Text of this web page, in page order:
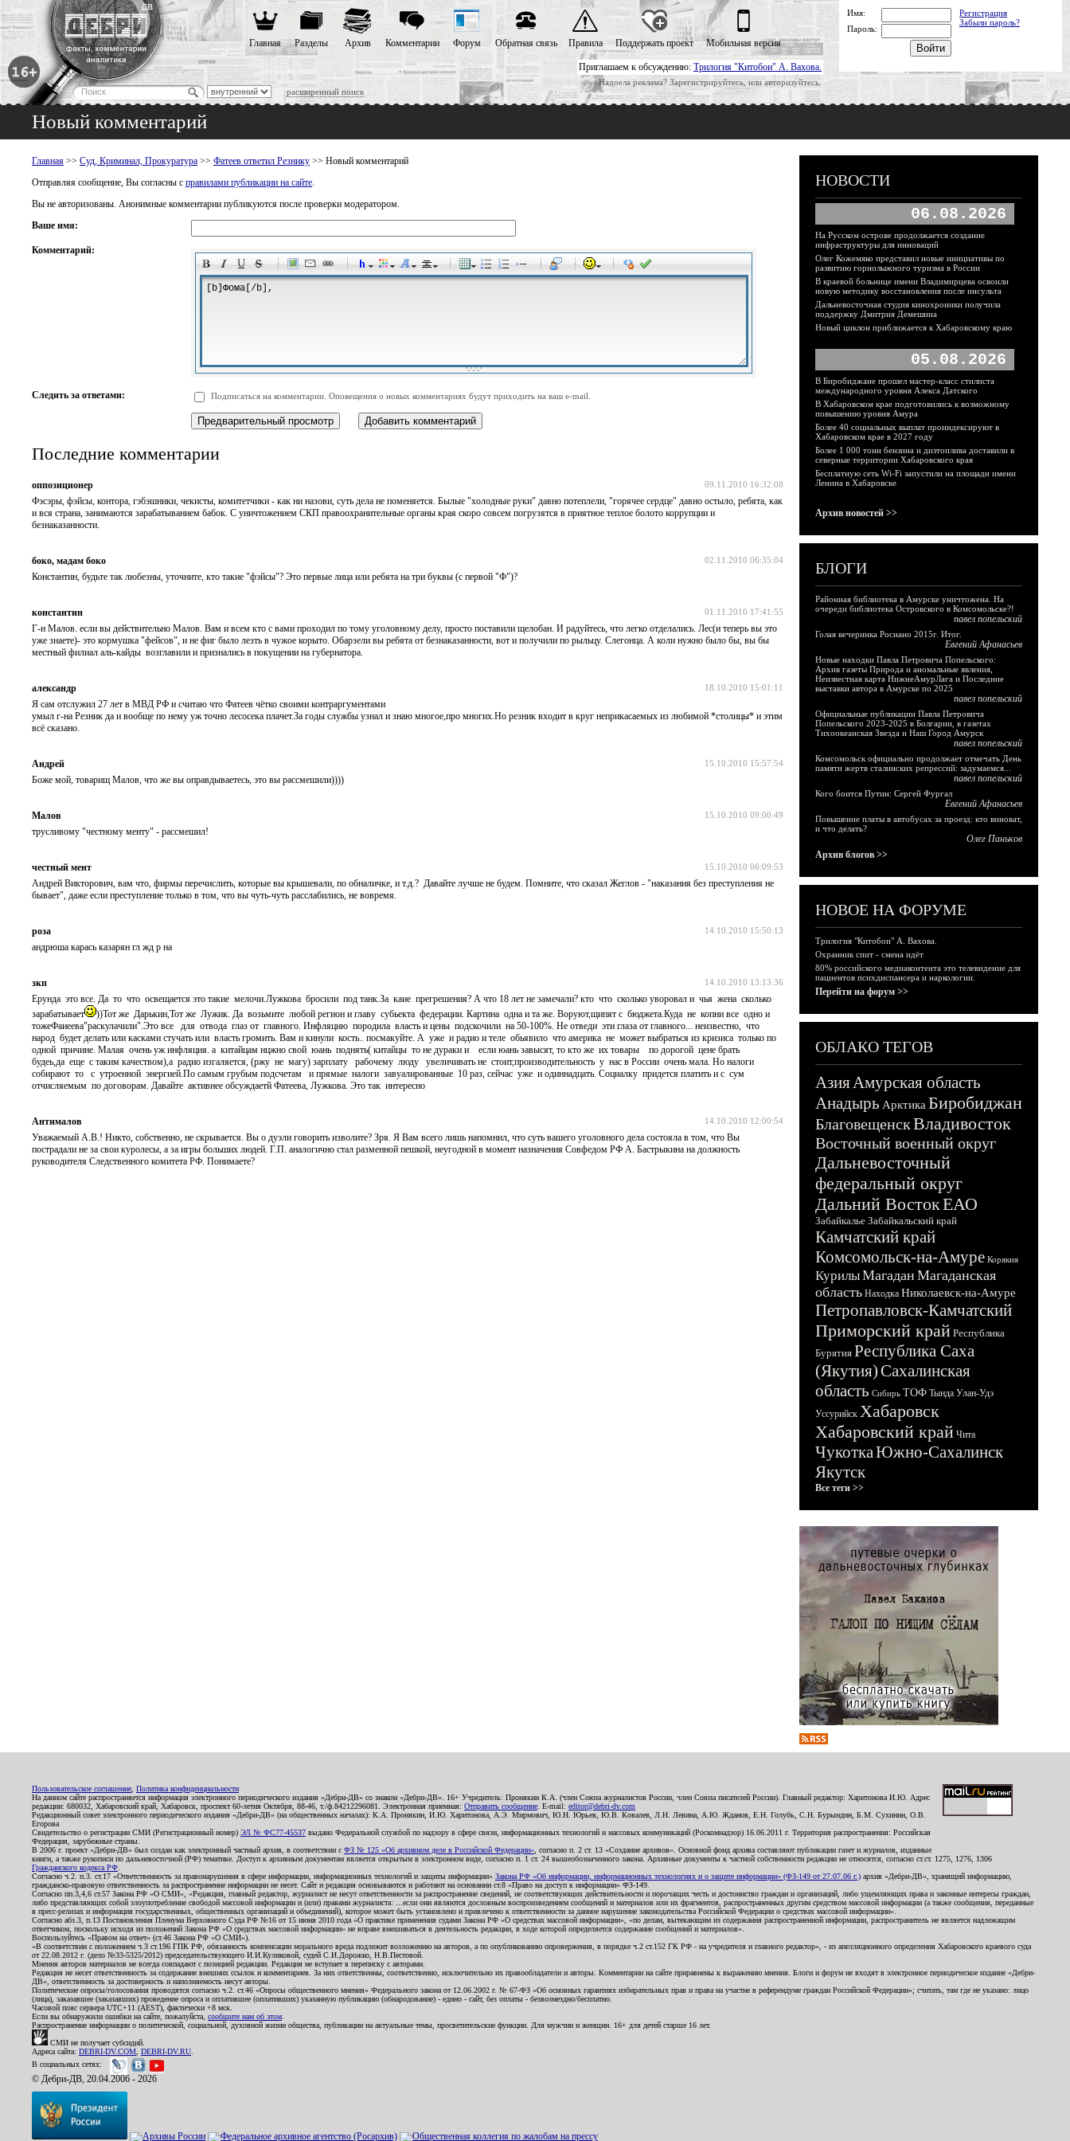
Приглашаем к обсуждению: Трилогия "Китобои" А. Вахова.
Надоела реклама? Зарегистрируйтесь, или авторизуйтесь.
расширенный поиск
Главная Разделы Архив Комментарии Форум Обратная связь Правила Поддержать проект Мобильная версия
Имя:
Регистрация
Забыли пароль?
Пароль:
Новый комментарий
Главная >> Суд, Криминал, Прокуратура >> Фатеев ответил Резнику >> Новый комментарий
Отправляя сообщение, Вы согласны с правилами публикации на сайте.
Вы не авторизованы. Анонимные комментарии публикуются после проверки модератором.
Ваше имя:
Комментарий:
-
-
-
-
-
-
-
-
-
-
-
-
-
-
-
-
-
-
-
-
-
-
-
-
-
-
-
Следить за ответами: Подписаться на комментарии. Оповещения о новых комментариях будут приходить на ваш e-mail.
Последние комментарии
09.11.2010 16:32:08
оппозиционер
Фэсэры, фэйсы, контора, гэбэшники, чекисты, комитетчики - как ни назови, суть дела не поменяется. Былые "холодные руки" давно потеплели, "горячее сердце" давно остыло, ребята, как
и вся страна, занимаются зарабатыванием бабок. С уничтожением СКП правоохранительные органы края скоро совсем погрузятся в приятное теплое болото коррупции и
безнаказанности.
02.11.2010 06:35:04
боко, мадам боко
Константин, будьте так любезны, уточните, кто такие "фэйсы"? Это первые лица или ребята на три буквы (с первой "Ф")?
01.11.2010 17:41:55
константин
Г-н Малов. если вы действительно Малов. Вам и всем кто с вами проходил по тому уголовному делу, просто поставили щелобан. И радуйтесь, что легко отделались. Лес(и теперь вы это
уже знаете)- это кормушка "фейсов", и не фиг было лезть в чужое корыто. Обарзели вы ребята от безнаказанности, вот и получили по рыльцу. Слегонца. А коли нужно было бы, вы бы
местный филиал аль-кайды возглавили и признались в покущении на губернатора.
18.10.2010 15:01:11
александр
Я сам отслужил 27 лет в МВД РФ и считаю что Фатеев чётко своими контраргументами
умыл г-на Резник да и вообще по нему уж точно лесосека плачет.За годы службы узнал и знаю многое,про многих.Но резник входит в круг неприкасаемых из любимой *столицы* и этим
всё сказано.
15.10.2010 15:57:54
Андрей
Боже мой, товарищ Малов, что же вы оправдываетесь, это вы рассмешили))))
15.10.2010 09:00:49
Малов
трусливому "честному менту" - рассмешил!
15.10.2010 06:09:53
честный мент
Андрей Викторович, вам что, фирмы перечислить, которые вы крышевали, по обналичке, и т.д.? Давайте лучше не будем. Помните, что сказал Жеглов - "наказания без преступления не
бывает", даже если преступление только в том, что вы чуть-чуть расслабились, не вовремя.
14.10.2010 15:50:13
роза
андрюша карась казарян гл жд р на
14.10.2010 13:13:36
зкп
Ерунда это все. Да то что освещается это такие мелочи.Лужкова бросили под танк.За каие прегрешения? А что 18 лет не замечали? кто что сколько уворовал и чья жена сколько
зарабатывает
))Тот же Дарькин,Тот же Лужик. Да возьмите любой регион и главу субьекта федерации. Картина одна и та же. Воруют,щипят с бюджета.Куда не копни все одно и
тожеФаиеева"раскулачили".Это все для отвода глаз от главного. Инфляцию породила власть и цены подскочили на 50-100%. Не отведи эти глаза от главного... неизвестно, что
народ будет делать или касками стучать или власть громить. Вам и кинули кость.. посмакуйте. А уже и радио и теле обьявило что америка не может выбраться из кризиса только по
одной причине. Малая очень уж инфляция. а китайцам нцжно свой юань поднять( китайцы то не дураки и если юань завысят, то кто же их товары по дорогой цене брать
будеь,да еще с таким качеством),а радио изгаляется, (ржу не магу) зарплату рабочему люду увеличивать не стоит,производительность у нас в России очень мала. Но налоги
собирают то с утроенной энергией.По самым грубым подсчетам и прямые налоги завуалированные 10 раз, сейчас уже и одиннадцать. Социалку придется платить и с сум
отчисляемым по договорам. Давайте активнее обсуждаетй Фатеева, Лужкова. Это так интересно
14.10.2010 12:00:54
Антималов
Уважаемый А.В.! Никто, собственно, не скрывается. Вы о дуэли говорить изволите? Зря. Я Вам всего лишь напомнил, что суть вашего уголовного дела состояла в том, что Вы
пострадали не за свои куролесы, а за игры больших людей. Г.П. аналогично стал разменной пешкой, неугодной в момент назначения Совфедом РФ А. Бастрыкина на должность
руководителя Следственного комитета РФ. Понимаете?
НОВОСТИ
06.08.2026
На Русском острове продолжается создание
инфраструктуры для инноваций
Олег Кожемяко представил новые инициативы по
развитию горнолыжного туризма в России
В краевой больнице имени Владимирцева освоили
новую методику восстановления после инсульта
Дальневосточная студия кинохроники получила
поддержку Дмитрия Демешина
Новый циклон приближается к Хабаровскому краю
05.08.2026
В Биробиджане прошел мастер-класс стилиста
международного уровня Алекса Датского
В Хабаровском крае подготовились к возможному
повышению уровня Амура
Более 40 социальных выплат проиндексируют в
Хабаровском крае в 2027 году
Более 1 000 тонн бензина и дизтоплива доставили в
северные территории Хабаровского края
Бесплатную сеть Wi-Fi запустили на площади имени
Ленина в Хабаровске
Архив новостей >>
БЛОГИ
Районная библиотека в Амурске уничтожена. На
очереди библиотека Островского в Комсомольске?!
павел попельский
Голая вечеринка Роснано 2015г. Итог.
Евгений Афанасьев
Новые находки Павла Петровича Попельского:
Архив газеты Природа и аномальные явления,
Неизвестная карта НижнеАмурЛага и Последние
выставки автора в Амурске по 2025
павел попельский
Официальные публикации Павла Петровича
Попельского 2023-2025 в Болгарии, в газетах
Тихоокеанская Звезда и Наш Город Амурск
павел попельский
Комсомольск официально продолжает отмечать День
памяти жертв сталинских репрессий: задумаемся...
павел попельский
Кого боится Путин: Сергей Фургал
Евгений Афанасьев
Повышение платы в автобусах за проезд: кто виноват,
и что делать?
Олег Паньков
Архив блогов >>
НОВОЕ НА ФОРУМЕ
Трилогия "Китобои" А. Вахова.
Охранник спит - смена идёт
80% российского медиаконтента это телевидение для
пациентов психдиспансера и наркологии.
Перейти на форум >>
ОБЛАКО ТЕГОВ
АзияАмурская область
Анадырь Арктика Биробиджан
БлаговещенскВладивосток
Восточный военный округ
Дальневосточный
федеральный округ
Дальний ВостокЕАО
Забайкалье Забайкальский край
Камчатский край
Комсомольск-на-Амуре Корякия
КурилыМагадан Магаданская
область Находка Николаевск-на-Амуре
Петропавловск-Камчатский
Приморский край Республика
Бурятия Республика Саха
(Якутия)Сахалинская
область Сибирь ТОФ Тында Улан-Удэ
Уссурийск Хабаровск
Хабаровский край Чита
ЧукоткаЮжно-Сахалинск
Якутск
Все теги >>
Пользовательское соглашение Политика конфиденциальности
На данном сайте распространяется информация электронного периодического издания «Дебри-ДВ» со знаком «Дебри-ДВ». 16+ Учредитель: Пронякин К.А. (член Союза журналистов России, член Союза писателей России). Главный редактор: Харитонова И.Ю. Адрес
редакции: 680032, Хабаровский край, Хабаровск, проспект 60-летия Октября, 88-46, т./ф.84212296081. Электронная приемная: Отправить сообщение . E-mail: editor@debri-dv.com
Редакционный совет электронного периодического издания «Дебри-ДВ» (на общественных началах): К.А. Пронякин, И.Ю. Харитонова, А.Э. Мирмович, Ю.Н. Юрьев, Ю.В. Ковалев, Л.Н. Левина, А.Ю. Жданов, Е.Н. Голубь, С.Н. Бурындин, Б.М. Сухинин, О.В.
Егорова
Свидетельство о регистрации СМИ (Регистрационный номер) ЭЛ № ФС77-45537 выдано Федеральной службой по надзору в сфере связи, информационных технологий и массовых коммуникаций (Роскомнадзор) 16.06.2011 г. Территория распространения: Российская
Федерация, зарубежные страны.
В 2006 г. проект «Дебри-ДВ» был создан как электронный частный архив, в соответствии с ФЗ № 125 «Об архивном деле в Российской Федерации» , согласно п. 2 ст. 13 «Создание архивов». Основной фонд архива составляют публикации газет и журналов, изданные
книги, а также рукописи по дальневосточной (РФ) тематике. Доступ к архивным документам является открытым в электронном виде, согласно п. 1 ст. 24 вышеобозначенного закона. Архивные документы к частной собственности редакции не относятся, согласно ст.ст. 1275, 1276, 1306
Гражданского кодекса РФ
Согласно ч.2. п.3. ст.17 «Ответственность за правонарушения в сфере информации, информационных технологий и защиты информации» Закона РФ «Об информации, информационных технологиях и о защите информации» (ФЗ-149 от 27.07.06 г.) архив «Дебри-ДВ», хранящий информацию,
гражданско-правовую ответственность за распространение информации не несет. Сайт и редакция основываются и работают на основании ст.8 «Право на доступ к информации» ФЗ-149.
Согласно пп.3,4,6 ст.57 Закона РФ «О СМИ», «Редакция, главный редактор, журналист не несут ответственности за распространение сведений, не соответствующих действительности и порочащих честь и достоинство граждан и организаций, либо ущемляющих права и законные интересы граждан,
либо представляющих собой злоупотребление свободой массовой информации и (или) правами журналиста: ...если они являются дословным воспроизведением сообщений и материалов или их фрагментов, распространенных другим средством массовой информации (а также сообщения, переданные
в пресс-релизах и информация государственных, общественных организаций и объединений), которое может быть установлено и привлечено к ответственности за данное нарушение законодательства Российской Федерации о средствах массовой информации».
Согласно абз.3, п.13 Постановления Пленума Верховного Суда РФ №16 от 15 июня 2010 года «О практике применения судами Закона РФ «О средствах массовой информации», «по делам, вытекающим из содержания распространенной информации, распространитель не является надлежащим
ответчиком, поскольку исходя из положений Закона РФ «О средствах массовой информации» не вправе вмешиваться в деятельность редакции, в ходе которой определяется содержание сообщений и материалов».
Воспользуйтесь «Правом на ответ» (ст.46 Закона РФ «О СМИ»).
«В соответствии с положением ч.3 ст.196 ГПК РФ, обязанность компенсации морального вреда подлежит возложению на авторов, а по опубликованию опровержения, в порядке ч.2 ст.152 ГК РФ - на учредителя и главного редактор», - из апелляционного определения Хабаровского краевого суда
от 22.08.2012 г. (дело №33-5325/2012) председательствующего И.И.Куликовой, судей С.И.Дорожко, Н.В.Пестовой.
Мнения авторов материалов не всегда совпадают с позицией редакции. Редакция не вступает в переписку с авторами.
Редакция не несет ответственность за содержание внешних ссылок и комментариев. За них ответственны, соответственно, исключительно их правообладатели и авторы. Комментарии на сайте приравнены к выражению мнения. Блоги и форум не входят в электронное периодическое издание «Дебри-
ДВ», ответственность за достоверность и наполняемость несут авторы.
Политические опросы/голосования проводятся согласно ч.2. ст.46 «Опросы общественного мнения» Федерального закона от 12.06.2002 г. № 67-ФЗ «Об основных гарантиях избирательных прав и права на участие в референдуме граждан Российской Федерации»; считать, там где не указано: лицо
(лица), заказавшее (заказавших) проведение опроса и оплатившее (оплативших) указанную публикацию (обнародование) - едино - сайт, без оплаты - безвозмездно/бесплатно.
Часовой пояс сервера UTC+11 (AEST), фактически +8 мск.
Если вы обнаружили ошибки на сайте, пожалуйста, сообщите нам об этом
Распространение информации о политической, социальной, духовной жизни общества, публикации на актуальные темы, просветительские функции. Для мужчин и женщин. 16+ для детей старше 16 лет.
СМИ не получает субсидий.
Адреса сайта: DEBRI-DV.COM DEBRI-DV.RU
В социальных сетях:
© Дебри-ДВ, 20.04.2006 - 2026